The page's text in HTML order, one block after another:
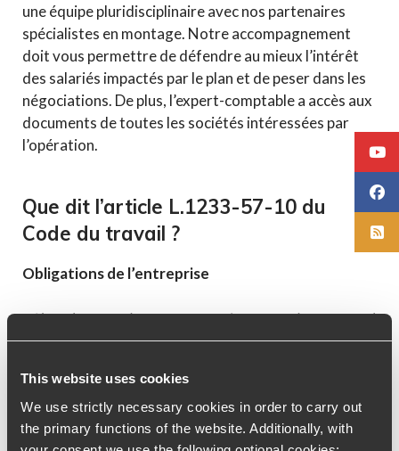
This website uses cookies
We use strictly necessary cookies in order to carry out
the primary functions of the website. Additionally, with
une équipe pluridisciplinaire avec nos partenaires
spécialistes en montage. Notre accompagnement
doit vous permettre de défendre au mieux l’intérêt
des salariés impactés par le plan et de peser dans les
négociations. De plus, l’expert-comptable a accès aux
documents de toutes les sociétés intéressées par
l’opération.
Que dit l’article L.1233-57-10 du
Code du travail ?
Obligations de l’entreprise
« L’employeur adresse aux représentants du personnel,
avec la convocation à la réunion prévue àl’article
de fermeture de l’établissement.
Il indique notamment :